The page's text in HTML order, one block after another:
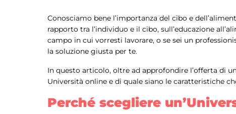
Conosciamo bene l’importanza del cibo e
rapporto tra l’individuo e il cibo, sull’educazione
campo in cui vorresti lavorare, o se sei un
la soluzione giusta per te.
In questo articolo, oltre ad approfondire l’offerta di
Università online e di quale siano le caratteristiche
Perché scegliere